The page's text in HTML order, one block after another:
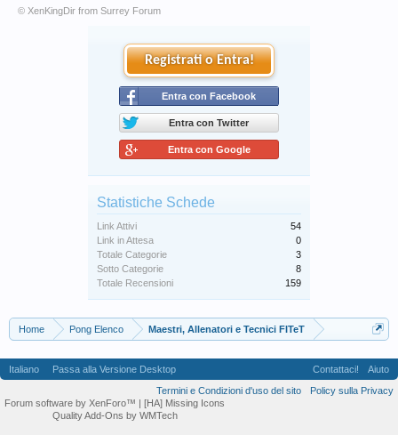
© XenKingDir from Surrey Forum
Registrati o Entra!
Entra con Facebook
Entra con Twitter
Entra con Google
Statistiche Schede
Link Attivi
54
Link in Attesa
0
Totale Categorie
3
Sotto Categorie
8
Totale Recensioni
159
Home Pong Elenco Maestri, Allenatori e Tecnici FITeT
Italiano Passa alla Versione Desktop Contattaci!
Aiuto
Termini e Condizioni d'uso del sito
Policy sulla Privacy
Forum software by XenForo™ | [HA] Missing Icons
Quality Add-Ons by WMTech